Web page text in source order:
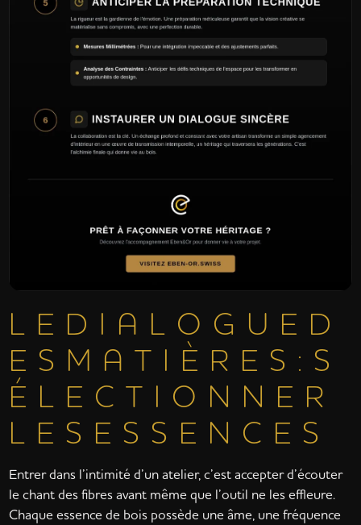
L E D I A L O G U E D
E S M A T I È R E S : S
É L E C T I O N N E R
L E S E S S E N C E S
Entrer dans l’intimité d’un atelier, c’est accepter d’écouter
le chant des fibres avant même que l’outil ne les effleure.
Chaque essence de bois possède une âme, une fréquence